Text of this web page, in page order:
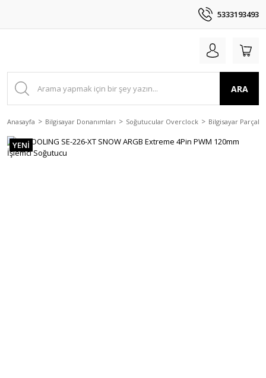
5333193493
ARA
Anasayfa Bilgisayar Donanımları Soğutucular Overclock Bilgisayar
YENİ